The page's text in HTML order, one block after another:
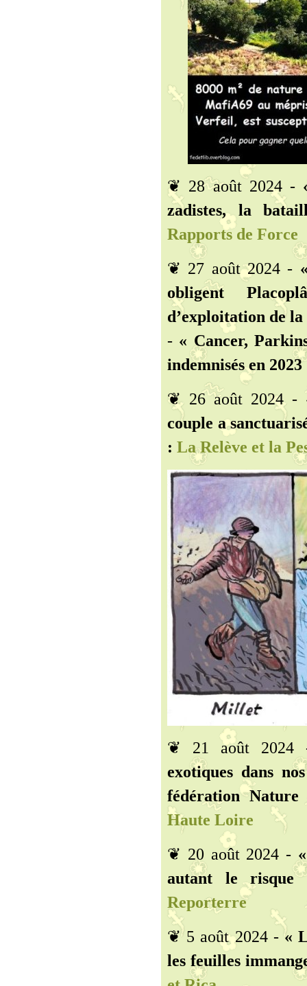
❦ 28 août 2024 -
zadistes, la
Rapports de Force
❦ 27 août 2024 -
obligent
d’exploitation de
- « Cancer,
indemnisés en 2023
❦ 26 août 2024 -
couple a
: La Relève et la
❦ 21 août
exotiques dans
fédération
Haute Loire
❦ 20 août 2024 -
autant le
Reporterre
❦ 5 août 2024 -«
les feuilles